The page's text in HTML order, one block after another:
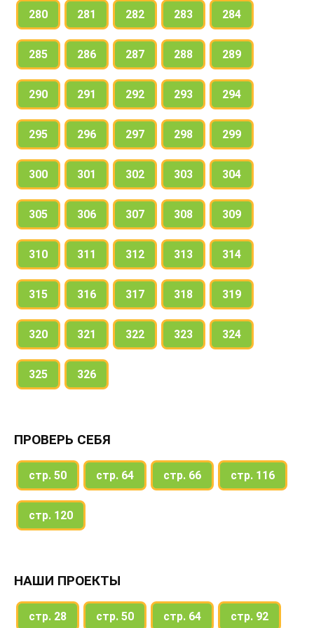
280 281 282 283 284
285 286 287 288 289
290 291 292 293 294
295 296 297 298 299
300 301 302 303 304
305 306 307 308 309
310 311 312 313 314
315 316 317 318 319
320 321 322 323 324
325 326
ПРОВЕРЬ СЕБЯ
стр. 50 стр. 64 стр. 66 стр. 116
стр. 120
НАШИ ПРОЕКТЫ
стр. 28 стр. 50 стр. 64 стр. 92